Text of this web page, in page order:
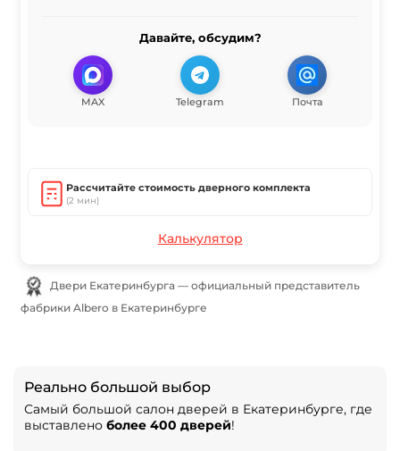
Давайте, обсудим?
MAX Telegram Почта
Рассчитайте стоимость дверного комплекта
(2 мин)
Калькулятор
фабрики Albero в Екатеринбурге
Реально большой выбор
Самый большой салон дверей в Екатеринбурге, где
выставлено более 400 дверей!